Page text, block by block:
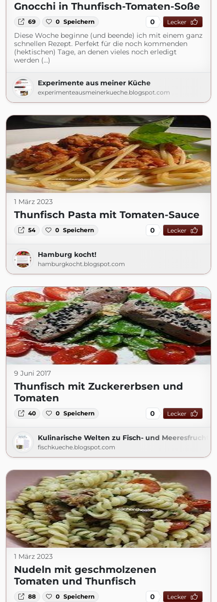
Gnocchi in Thunfisch-Tomaten-Soße
69 0 Speichern 0 Lecker
Diese Woche beginne (und beende) ich mit einem ganz
schnellen Rezept. Perfekt für die noch kommenden
(hektischen) Tage, an denen vieles noch erledigt
werden (...)
Experimente aus meiner Küche
experimenteausmeinerkueche.blogspot.com
1 März 2023
Thunfisch Pasta mit Tomaten-Sauce
54 0 Speichern 0 Lecker
Hamburg kocht!
hamburgkocht.blogspot.com
9 Juni 2017
Thunfisch mit Zuckererbsen und
Tomaten
40 0 Speichern 0 Lecker
Kulinarische Welten zu Fisch- und Meeresfrucht
fischkueche.blogspot.com
1 März 2023
Nudeln mit geschmolzenen
Tomaten und Thunfisch
88 0 Speichern 0 Lecker